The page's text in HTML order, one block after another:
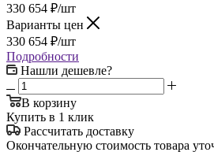
330 654 ₽/шт
Варианты цен
330 654 ₽/шт
Подробности
Нашли дешевле?
В корзину
Купить в 1 клик
Рассчитать доставку
Окончательную стоимость товара